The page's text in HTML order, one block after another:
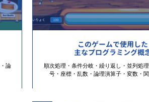
論
このゲームで使用した
主なプログラミング概
順次処理・条件分岐・繰り返し・並列処
号・座標・乱数・論理演算子・変数・